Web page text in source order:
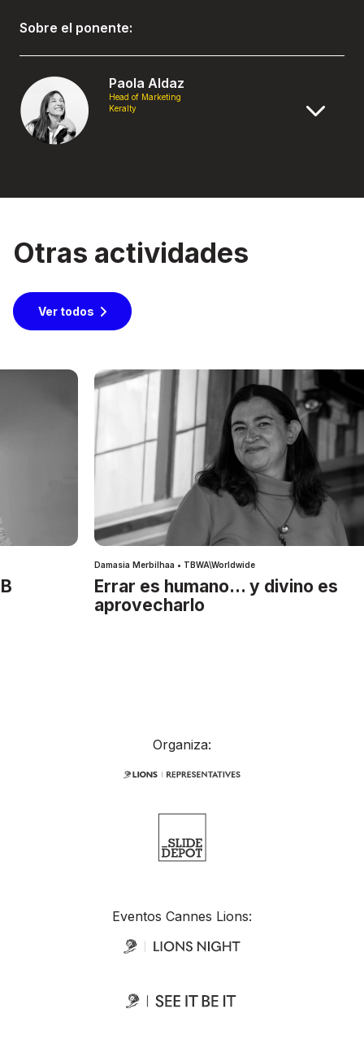
Sobre el ponente:
Paola Aldaz
Head of Marketing
Keralty
Otras actividades
Ver todos
Damasia Merbilhaa • TBWA\Worldwide
Errar es humano… y divino es
aprovecharlo
Organiza:
Eventos Cannes Lions: